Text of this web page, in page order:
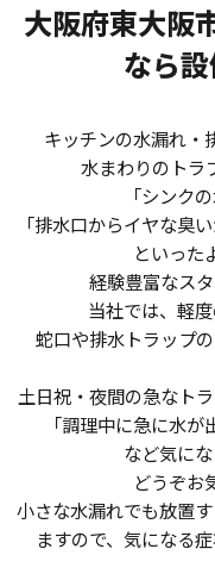
大阪府東大阪
なら
キッチンの水漏れ・
水まわりのトラ
「シンク
「排水口からイヤな臭
といった
経験豊富なス
当社では、軽
蛇口や排水トラップ
土日祝・夜間の急なト
「調理中に急に水
など気に
どうぞお
小さな水漏れでも放置
ますので、気になる